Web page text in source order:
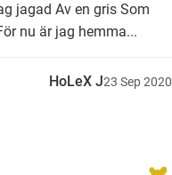
jagad Av en gris Som
nu är jag hemma...
HoLeX J23 Sep2020